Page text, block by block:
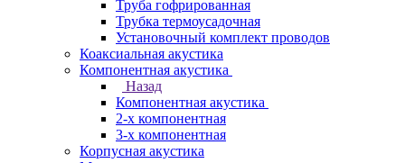
Труба гофрированная
Трубка термоусадочная
Установочный комплект проводов
Коаксиальная акустика
Компонентная акустика
Назад
Компонентная акустика
2-х компонентная
3-х компонентная
Корпусная акустика